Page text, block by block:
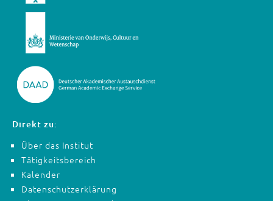
Direkt zu:
Über das Institut
Tätigkeitsbereich
Kalender
Datenschutzerklärung